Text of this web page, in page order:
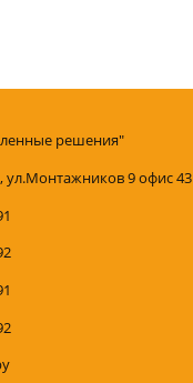
решения"
ул.Монтажников 9 офис 43